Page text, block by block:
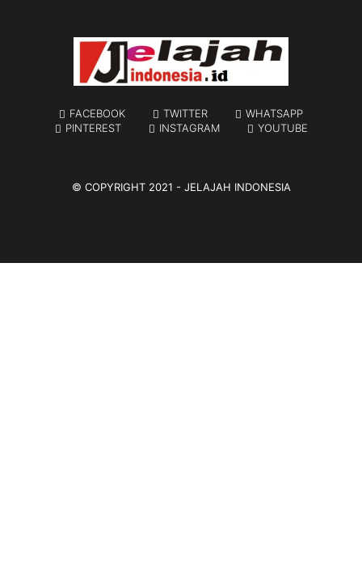
FACEBOOK TWITTER
WHATSAPP
PINTEREST
INSTAGRAM YOUTUBE
© COPYRIGHT 2021 - JELAJAH INDONESIA